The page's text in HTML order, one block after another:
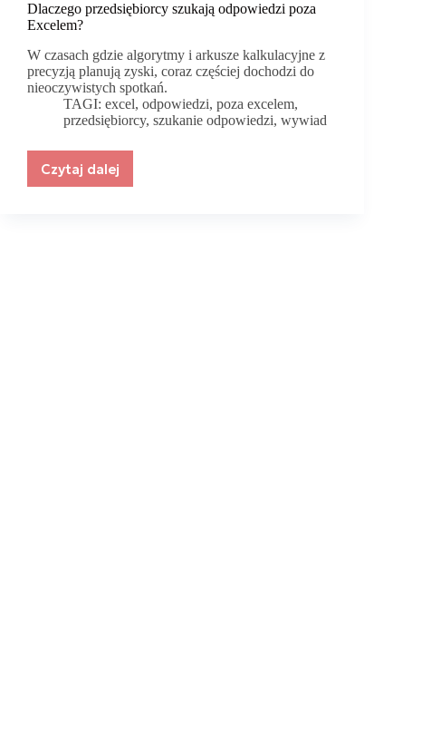
Dlaczego przedsiębiorcy szukają odpowiedzi poza
Excelem?
W czasach gdzie algorytmy i arkusze kalkulacyjne z
precyzją planują zyski, coraz częściej dochodzi do
nieoczywistych spotkań.
TAGI: excel,odpowiedzi,poza excelem,
przedsiębiorcy, szukanie odpowiedzi, wywiad
Czytaj dalej
Dlaczego